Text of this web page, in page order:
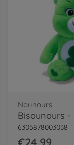
Nounours
6305878003038